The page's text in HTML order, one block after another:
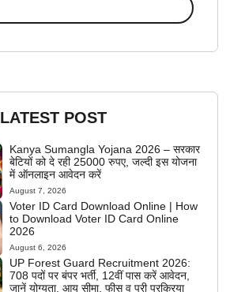
LATEST POST
Kanya Sumangla Yojana 2026 – सरकार
बेटियों को दे रही 25000 रुपए, जल्दी इस योजना
में ऑनलाइन आवेदन करें
August 7, 2026
Voter ID Card Download Online | How
to Download Voter ID Card Online
2026
August 6, 2026
UP Forest Guard Recruitment 2026:
708 पदों पर बंपर भर्ती, 12वीं पास करें आवेदन,
जानें योग्यता, आयु सीमा, फीस व पूरी प्रक्रिया